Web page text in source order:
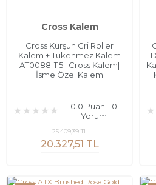
Cross Kalem
Cross Kurşun Gri Roller
Kalem + Tükenmez Kalem
AT0088-115 | Cross Kalem|
İsme Özel Kalem
0.0 Puan - 0
Yorum
20.327,51 TL
25.409,39 TL